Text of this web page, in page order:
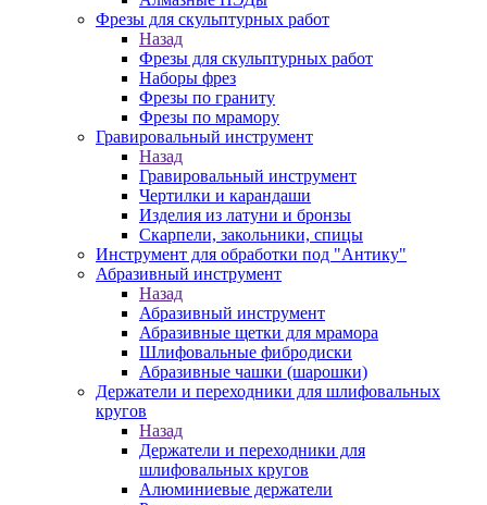
Фрезы для скульптурных работ
Назад
Фрезы для скульптурных работ
Наборы фрез
Фрезы по граниту
Фрезы по мрамору
Гравировальный инструмент
Назад
Гравировальный инструмент
Чертилки и карандаши
Изделия из латуни и бронзы
Скарпели, закольники, спицы
Инструмент для обработки под "Антику"
Абразивный инструмент
Назад
Абразивный инструмент
Абразивные щетки для мрамора
Шлифовальные фибродиски
Абразивные чашки (шарошки)
Держатели и переходники для шлифовальных
кругов
Назад
Держатели и переходники для
шлифовальных кругов
Алюминиевые держатели